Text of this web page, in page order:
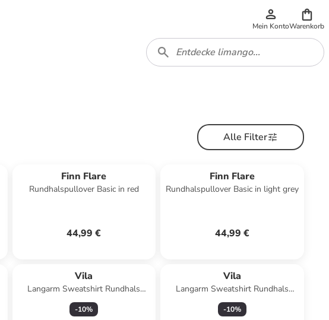
Mein KontoWarenkorb
Alle Filter
Finn Flare
Rundhalspullover Basic in red
44,99 €
Finn Flare
Rundhalspullover Basic in light grey
44,99 €
Vila
Langarm Sweatshirt Rundhals
Stickerei Stilvoll in Kaba-Braun
-10%
Vila
Langarm Sweatshirt Rundhals
Stickerei Stilvoll in Schwarz
-10%